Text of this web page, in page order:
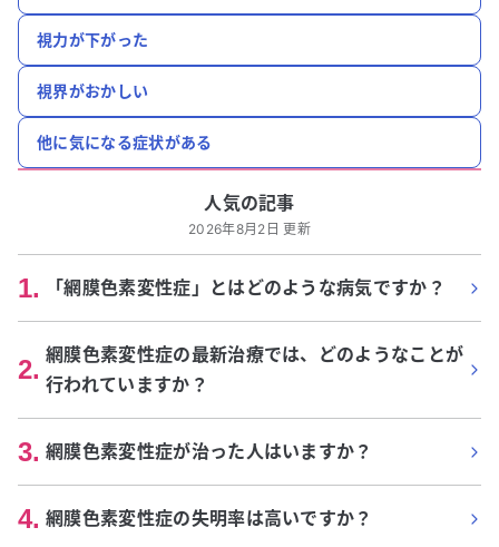
視力が下がった
視界がおかしい
他に気になる症状がある
人気の記事
2026年8月2日 更新
1. 「網膜色素変性症」とはどのような病気ですか？
2. 網膜色素変性症の最新治療では、どのようなことが
行われていますか？
3. 網膜色素変性症が治った人はいますか？
4. 網膜色素変性症の失明率は高いですか？